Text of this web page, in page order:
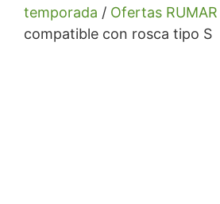
temporada / Ofertas RUMAR
compatible con rosca tipo S